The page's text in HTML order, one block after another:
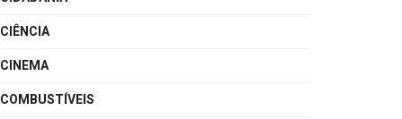
CIÊNCIA
CINEMA
COMBUSTÍVEIS